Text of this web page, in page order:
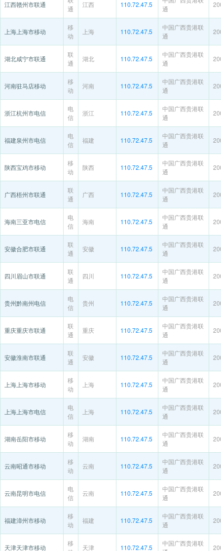
江西赣州市联通
通
江西 110.72.47.5
通
上海上海市移动
移
动
上海 110.72.47.5
中国广西贵港联
通
湖北咸宁市联通
联
通
湖北 110.72.47.5
中国广西贵港联
通
河南驻马店移动
移
动
河南 110.72.47.5
中国广西贵港联
通
浙江杭州市电信
电
信
浙江 110.72.47.5
中国广西贵港联
通
福建泉州市电信
电
信
福建 110.72.47.5
中国广西贵港联
通
陕西宝鸡市移动
移
动
陕西 110.72.47.5
中国广西贵港联
通
广西梧州市联通
联
通
广西 110.72.47.5
中国广西贵港联
通
海南三亚市电信
电
信
海南 110.72.47.5
中国广西贵港联
通
安徽合肥市联通
联
通
安徽 110.72.47.5
中国广西贵港联
通
四川眉山市联通
联
通
四川 110.72.47.5
中国广西贵港联
通
贵州黔南州电信
电
信
贵州 110.72.47.5
中国广西贵港联
通
重庆重庆市联通
联
通
重庆 110.72.47.5
中国广西贵港联
通
安徽淮南市联通
联
通
安徽 110.72.47.5
中国广西贵港联
通
上海上海市移动
移
动
上海 110.72.47.5
中国广西贵港联
通
上海上海市电信
电
信
上海 110.72.47.5
中国广西贵港联
通
湖南岳阳市移动
移
动
湖南 110.72.47.5
中国广西贵港联
通
云南昭通市移动
移
动
云南 110.72.47.5
中国广西贵港联
通
云南昆明市电信
电
信
云南 110.72.47.5
中国广西贵港联
通
福建漳州市移动
移
动
福建 110.72.47.5
中国广西贵港联
通
天津天津市移动
移
天津 110.72.47.5
中国广西贵港联